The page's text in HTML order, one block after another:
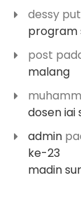
dessy
program
post
malang
dosen iai
admin
ke-23
madin